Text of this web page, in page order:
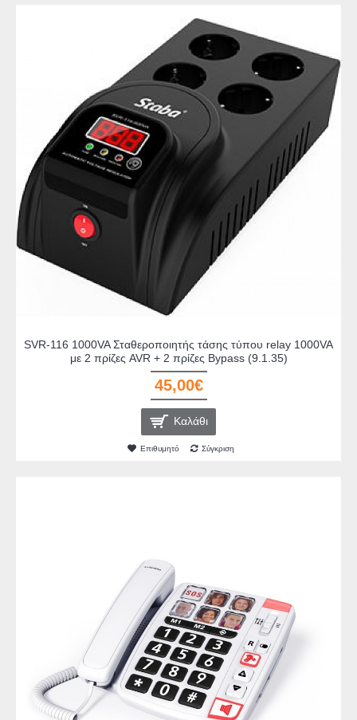
SVR-116 1000VA Σταθεροποιητής τάσης τύπου relay 1000VA
με 2 πρίζες AVR + 2 πρίζες Bypass (9.1.35)
45,00€
Καλάθι
Επιθυμητό Σύγκριση